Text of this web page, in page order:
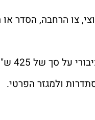
צו הרחבה, הסדר
ולמגזר הפרטי.